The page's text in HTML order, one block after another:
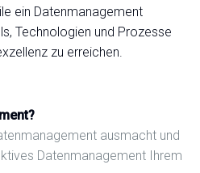
ein Datenmanagement
Technologien und Prozesse
zu erreichen.
ausmacht und
Datenmanagement Ihrem